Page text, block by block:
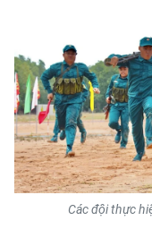
Các đội thực